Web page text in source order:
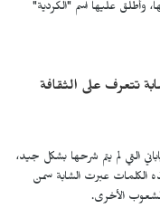
وأطلق عليها اسم "الكردية"
تتعرف على الثقافة
التي لم يتم شرحها بشكل جيد،
الكلمات عبرت الشابة سمن
الأخرى.